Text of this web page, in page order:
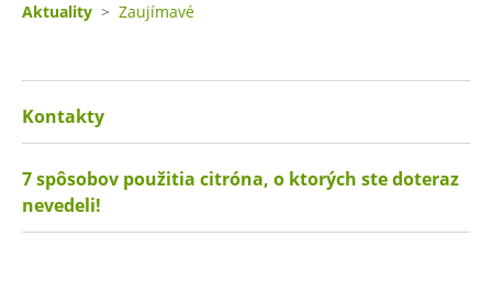
Aktuality > Zaujímavé
Kontakty
7 spôsobov použitia citróna, o ktorých ste doteraz
nevedeli!